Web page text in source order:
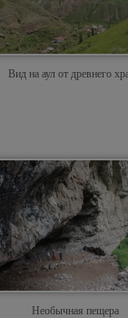
Вид на аул от древнего
Необычная пещера